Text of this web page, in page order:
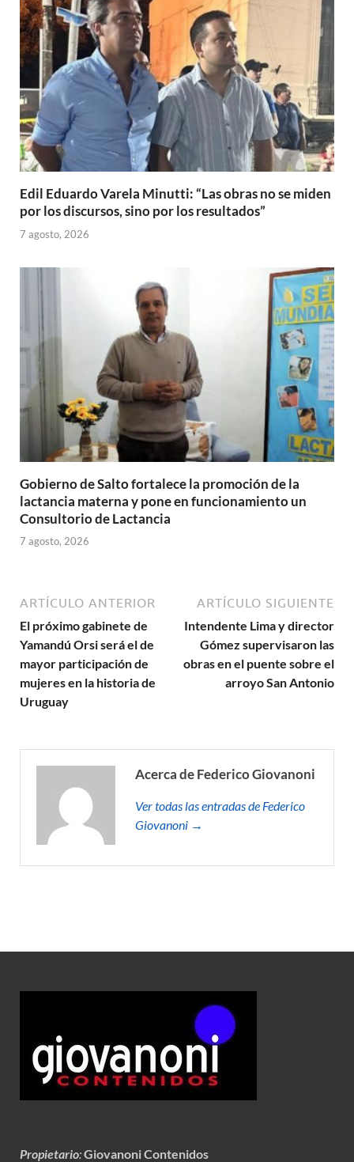
Edil Eduardo Varela Minutti: “Las obras no se miden
por los discursos, sino por los resultados”
7 agosto, 2026
Gobierno de Salto fortalece la promoción de la
lactancia materna y pone en funcionamiento un
Consultorio de Lactancia
7 agosto, 2026
ARTÍCULO ANTERIOR
El próximo gabinete de
Yamandú Orsi será el de
mayor participación de
mujeres en la historia de
Uruguay
ARTÍCULO SIGUIENTE
Intendente Lima y director
Gómez supervisaron las
obras en el puente sobre el
arroyo San Antonio
Acerca de Federico Giovanoni
Ver todas las entradas de Federico
Giovanoni →
Propietario:Giovanoni Contenidos